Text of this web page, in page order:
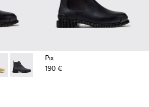
Botines de piel negros para mujer.
006
K400830-004
Pix - K400830-001
Pix
190 €